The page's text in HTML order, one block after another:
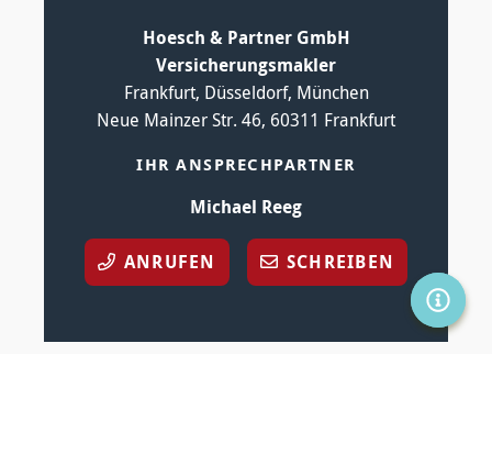
Hoesch & Partner GmbH
Versicherungsmakler
Frankfurt, Düsseldorf, München
Neue Mainzer Str. 46, 60311 Frankfurt
IHR ANSPRECHPARTNER
Michael Reeg
ANRUFEN SCHREIBEN